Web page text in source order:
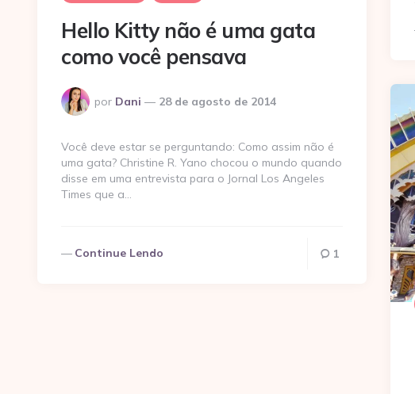
Hello Kitty não é uma gata
como você pensava
Postado
por
por Dani 28 de agosto de 2014
Você deve estar se perguntando: Como assim não é
uma gata? Christine R. Yano chocou o mundo quando
disse em uma entrevista para o Jornal Los Angeles
Times que a…
Continue Lendo 1